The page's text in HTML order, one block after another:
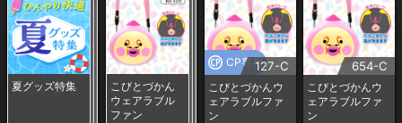
夏グッズ特集
こびとづかん
ウェアラブル
ファン
CP専用127-C
こびとづかんウ
ェアラブルファ
ン
654-C
こびとづかんウ
ェアラブルファ
ン